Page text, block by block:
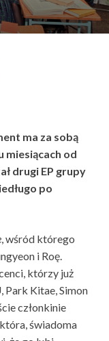
ma za sobą
miesiącach od
drugi EP grupy
po
, wśród którego
i Roę.
którzy już
Kitae, Simon
członkinie
świadoma